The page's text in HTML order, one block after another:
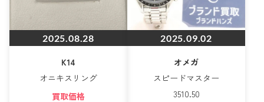
2025.08.28
K14
オニキスリング
買取価格
2025.09.02
オメガ
スピードマスター
3510.50